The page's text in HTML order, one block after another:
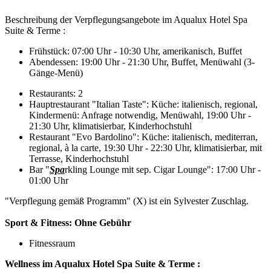
Beschreibung der Verpflegungsangebote im Aqualux Hotel Spa
Suite & Terme :
Frühstück: 07:00 Uhr - 10:30 Uhr, amerikanisch, Buffet
Abendessen: 19:00 Uhr - 21:30 Uhr, Buffet, Menüwahl (3-
Gänge-Menü)
Restaurants: 2
Hauptrestaurant "Italian Taste": Küche: italienisch, regional,
Kindermenü: Anfrage notwendig, Menüwahl, 19:00 Uhr -
21:30 Uhr, klimatisierbar, Kinderhochstuhl
Restaurant "Evo Bardolino": Küche: italienisch, mediterran,
regional, à la carte, 19:30 Uhr - 22:30 Uhr, klimatisierbar, mit
Terrasse, Kinderhochstuhl
Bar "Sparkling Lounge mit sep. Cigar Lounge": 17:00 Uhr -
01:00 Uhr
"Verpflegung gemäß Programm" (X) ist ein Sylvester Zuschlag.
Sport & Fitness: Ohne Gebühr
Fitnessraum
Wellness im Aqualux Hotel Spa Suite & Terme :